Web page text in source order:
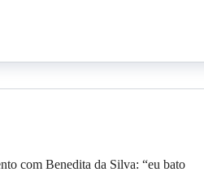
com Benedita da Silva: “eu bato